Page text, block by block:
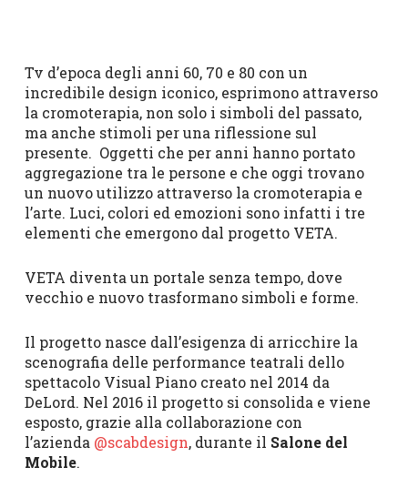
Tv d’epoca degli anni 60, 70 e 80 con un
incredibile design iconico, esprimono attraverso
la cromoterapia, non solo i simboli del passato,
ma anche stimoli per una riflessione sul
presente. Oggetti che per anni hanno portato
aggregazione tra le persone e che oggi trovano
un nuovo utilizzo attraverso la cromoterapia e
l’arte. Luci, colori ed emozioni sono infatti i tre
elementi che emergono dal progetto VETA.
VETA diventa un portale senza tempo, dove
vecchio e nuovo trasformano simboli e forme.
Il progetto nasce dall’esigenza di arricchire la
scenografia delle performance teatrali dello
spettacolo Visual Piano creato nel 2014 da
DeLord. Nel 2016 il progetto si consolida e viene
esposto, grazie alla collaborazione con
l’azienda @scabdesign, durante il Salone del
Mobile.